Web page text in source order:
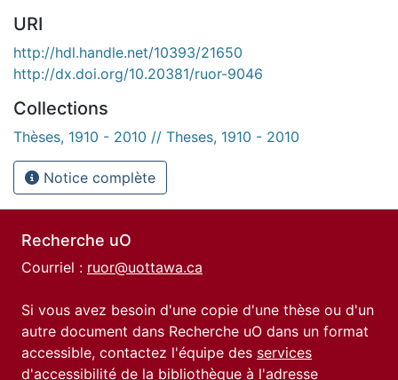
URI
http://hdl.handle.net/10393/21650
http://dx.doi.org/10.20381/ruor-9046
Collections
Thèses, 1910 - 2010 // Theses, 1910 - 2010
Notice complète
Recherche uO
Courriel : ruor@uottawa.ca
Si vous avez besoin d'une copie d'une thèse ou d'un
autre document dans Recherche uO dans un format
accessible, contactez l'équipe des services
d'accessibilité de la bibliothèque à l'adresse